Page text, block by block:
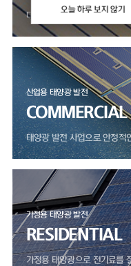
다양한 모듈, 인버터 제품을 만
산업용 태양광 발전
COMMERCIAL
태양광 발전 사업으로 안정적
가정용 태양광 발전
RESIDENTIAL
가정용 태양광으로 전기료를
오늘 하루 보지 않기